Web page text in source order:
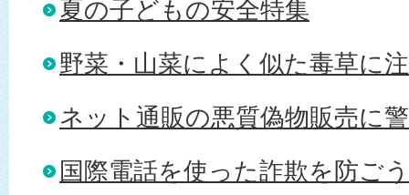
夏の子どもの安全特集
野菜・山菜によく似た毒草に
ネット通販の悪質偽物販売に
国際電話を使った詐欺を防ご